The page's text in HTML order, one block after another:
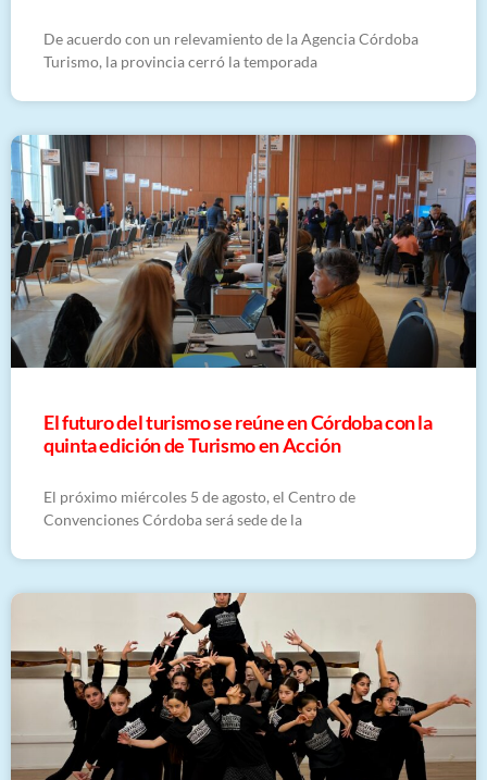
De acuerdo con un relevamiento de la Agencia Córdoba
Turismo, la provincia cerró la temporada
El futuro del turismo se reúne en Córdoba con la
quinta edición de Turismo en Acción
El próximo miércoles 5 de agosto, el Centro de
Convenciones Córdoba será sede de la